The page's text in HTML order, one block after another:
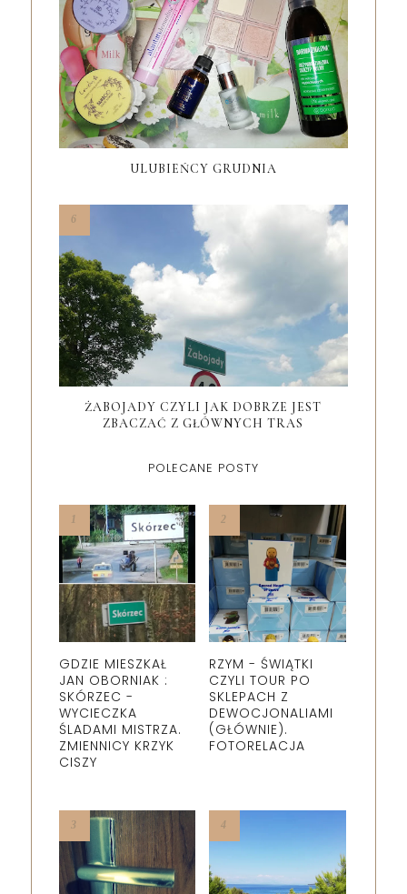
ULUBIEŃCY GRUDNIA
ŻABOJADY CZYLI JAK DOBRZE JEST
ZBACZAĆ Z GŁÓWNYCH TRAS
POLECANE POSTY
GDZIE MIESZKAŁ
JAN OBORNIAK :
SKÓRZEC -
WYCIECZKA
ŚLADAMI MISTRZA.
ZMIENNICY KRZYK
CISZY
RZYM - ŚWIĄTKI
CZYLI TOUR PO
SKLEPACH Z
DEWOCJONALIAMI
(GŁÓWNIE).
FOTORELACJA